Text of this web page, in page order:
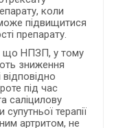
коли
підвищитися
препарату.
що НПЗП, у тому
зниження
відповідно
під час
саліцилову
терапії
артритом, не